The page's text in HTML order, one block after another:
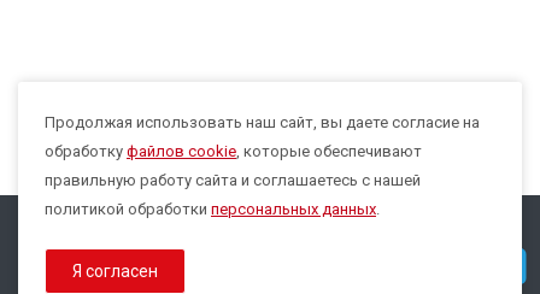
Max
Продолжая использовать наш сайт, вы даете согласие на
обработку файлов cookie, которые обеспечивают
правильную работу сайта и соглашаетесь с нашей
политикой обработки персональных данных.
Я согласен
© 2026 Все права защищены.